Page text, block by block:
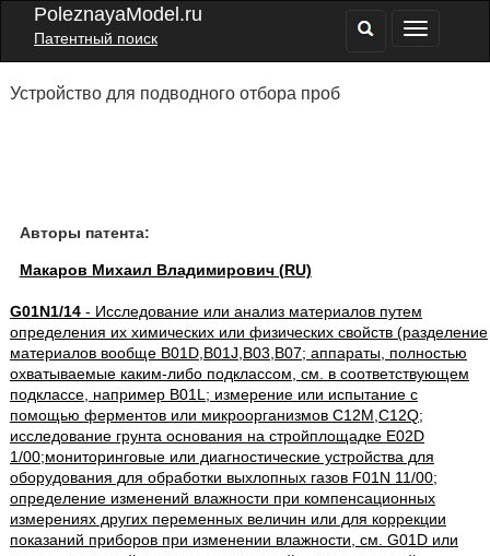
PoleznayaModel.ru
Патентный поиск
Устройство для подводного отбора проб
Авторы патента:
Макаров Михаил Владимирович (RU)
G01N1/14- Исследование или анализ материалов путем
определения их химических или физических свойств (разделение
материалов вообще B01D,B01J,B03,B07; аппараты, полностью
охватываемые каким-либо подклассом, см. в соответствующем
подклассе, например B01L; измерение или испытание с
помощью ферментов или микроорганизмов C12M,C12Q;
исследование грунта основания на стройплощадке E02D
1/00;мониторинговые или диагностические устройства для
оборудования для обработки выхлопных газов F01N 11/00;
определение изменений влажности при компенсационных
измерениях других переменных величин или для коррекции
показаний приборов при изменении влажности, см. G01D или